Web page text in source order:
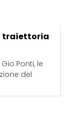
traiettoria
Ponti, le
del